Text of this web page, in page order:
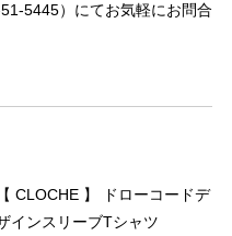
5445）にてお気軽にお問合
【 CLOCHE 】 ドローコードデ
インスリーブTシャツ